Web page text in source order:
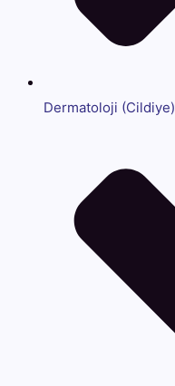
Dermatoloji (Cildiye)